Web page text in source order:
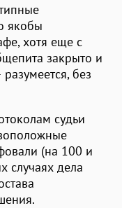
якобы
хотя еще с
закрыто и
без
судьи
(на 100 и
случаях дела